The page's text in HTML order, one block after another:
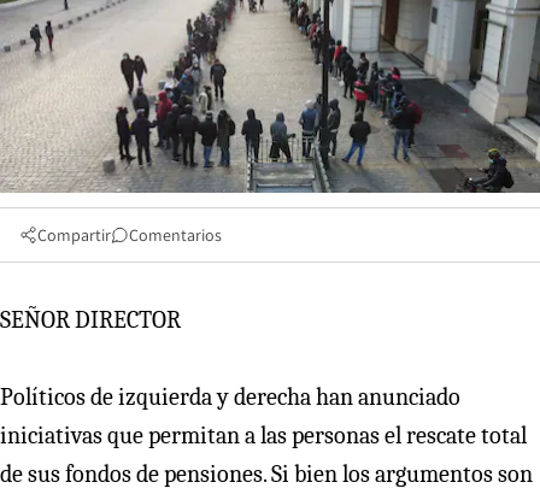
Compartir Comentarios
SEÑOR DIRECTOR
Políticos de izquierda y derecha han anunciado
iniciativas que permitan a las personas el rescate total
de sus fondos de pensiones. Si bien los argumentos son